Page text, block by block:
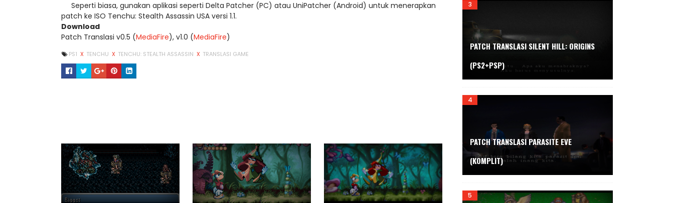
Seperti biasa, gunakan aplikasi seperti Delta Patcher (PC) atau UniPatcher (Android) untuk menerapkan
patch ke ISO Tenchu: Stealth Assassin USA versi 1.1.
Download
Patch Translasi v0.5 (MediaFire), v1.0 (MediaFire)
PS1 X TENCHU X TENCHU: STEALTH ASSASSIN X TRANSLASI GAME
PATCH TRANSLASI SILENT HILL: ORIGINS
(PS2+PSP)
PATCH TRANSLASI PARASITE EVE
(KOMPLIT)